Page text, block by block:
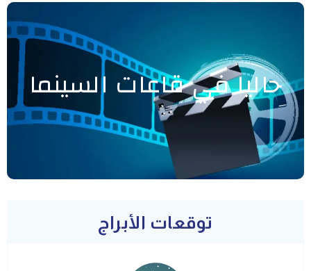
حاليا في قاعات السينما
توقعات الأبراج